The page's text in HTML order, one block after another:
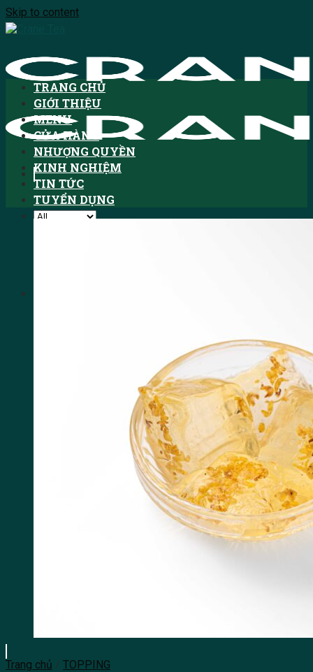
Skip to content
TRANG CHỦ
GIỚI THIỆU
MENU
CỬA HÀNG
NHƯỢNG QUYỀN
KINH NGHIỆM
TIN TỨC
TUYỂN DỤNG
Trang chủ / TOPPING